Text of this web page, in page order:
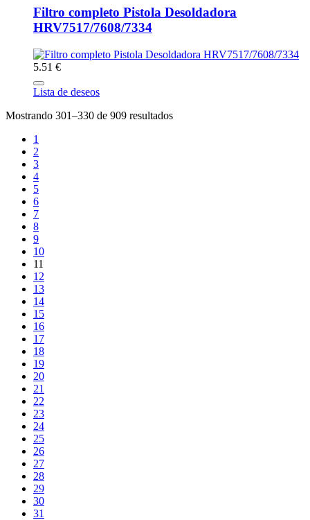
Filtro completo Pistola Desoldadora
HRV7517/7608/7334
5.51 €
Lista de deseos
Mostrando 301–330 de 909 resultados
1
2
3
4
5
6
7
8
9
10
11
12
13
14
15
16
17
18
19
20
21
22
23
24
25
26
27
28
29
30
31